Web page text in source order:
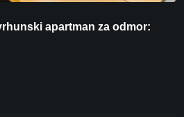
apartman za odmor: